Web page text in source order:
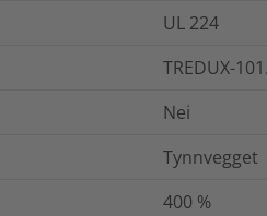
UL 224
TREDUX-
Nei
Tynnvegget
400 %